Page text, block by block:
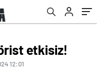
etkisiz!
12:01